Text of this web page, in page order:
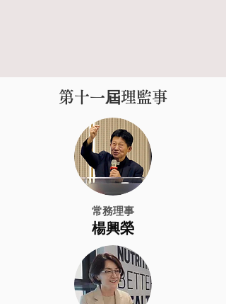
​第十一屆理監事
常務理事
楊興榮